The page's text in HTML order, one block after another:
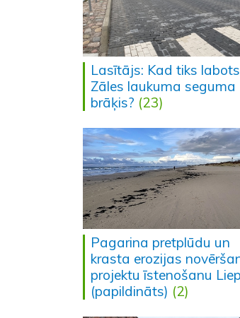
Lasītājs: Kad tiks labots
Zāles laukuma seguma
brāķis? (23)
Pagarina pretplūdu un
krasta erozijas
projektu īstenošanu
(papildināts) (2)